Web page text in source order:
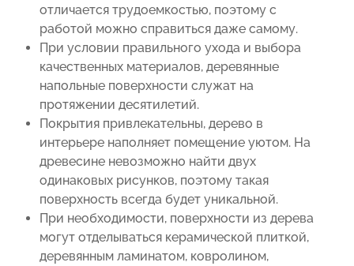
отличается трудоемкостью, поэтому с
работой можно справиться даже самому.
При условии правильного ухода и выбора
качественных материалов, деревянные
напольные поверхности служат на
протяжении десятилетий.
Покрытия привлекательны, дерево в
интерьере наполняет помещение уютом. На
древесине невозможно найти двух
одинаковых рисунков, поэтому такая
поверхность всегда будет уникальной.
При необходимости, поверхности из дерева
могут отделываться керамической плиткой,
деревянным ламинатом, ковролином,